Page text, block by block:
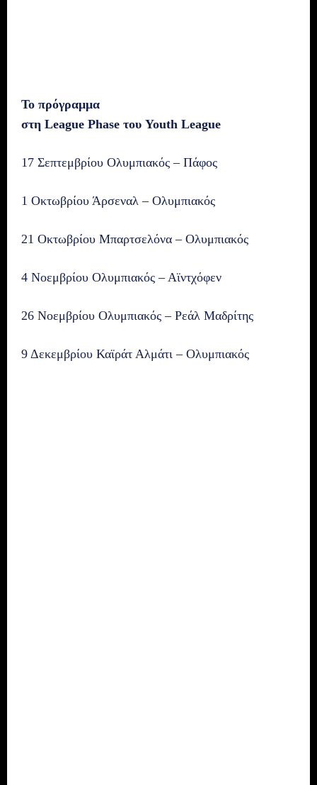
Το πρόγραμμα
στη League Phase του Youth League
17 Σεπτεμβρίου Ολυμπιακός – Πάφος
1 Οκτωβρίου Άρσεναλ – Ολυμπιακός
21 Οκτωβρίου Μπαρτσελόνα – Ολυμπιακός
4 Νοεμβρίου Ολυμπιακός – Αϊντχόφεν
26 Νοεμβρίου Ολυμπιακός – Ρεάλ Μαδρίτης
9 Δεκεμβρίου Καϊράτ Αλμάτι – Ολυμπιακός